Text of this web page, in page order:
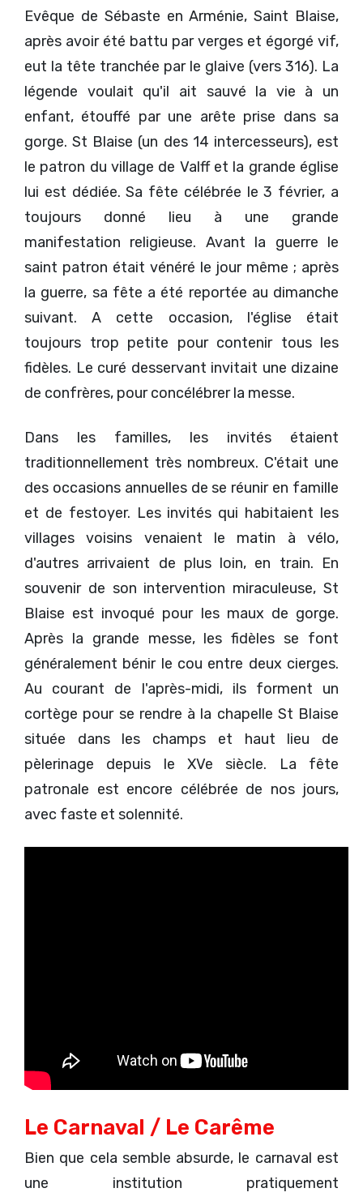
Evêque de Sébaste en Arménie, Saint Blaise,
après avoir été battu par verges et égorgé vif,
eut la tête tranchée par le glaive (vers 316). La
légende voulait qu'il ait sauvé la vie à un
enfant, étouffé par une arête prise dans sa
gorge. St Blaise (un des 14 intercesseurs), est
le patron du village de Valff et la grande église
lui est dédiée. Sa fête célébrée le 3 février, a
toujours donné lieu à une grande
manifestation religieuse. Avant la guerre le
saint patron était vénéré le jour même ; après
la guerre, sa fête a été reportée au dimanche
suivant. A cette occasion, l'église était
toujours trop petite pour contenir tous les
fidèles. Le curé desservant invitait une dizaine
de confrères, pour concélébrer la messe.
Dans les familles, les invités étaient
traditionnellement très nombreux. C'était une
des occasions annuelles de se réunir en famille
et de festoyer. Les invités qui habitaient les
villages voisins venaient le matin à vélo,
d'autres arrivaient de plus loin, en train. En
souvenir de son intervention miraculeuse, St
Blaise est invoqué pour les maux de gorge.
Après la grande messe, les fidèles se font
généralement bénir le cou entre deux cierges.
Au courant de l'après-midi, ils forment un
cortège pour se rendre à la chapelle St Blaise
située dans les champs et haut lieu de
pèlerinage depuis le XVe siècle. La fête
patronale est encore célébrée de nos jours,
avec faste et solennité.
Le Carnaval / Le Carême
Bien que cela semble absurde, le carnaval est
une institution pratiquement